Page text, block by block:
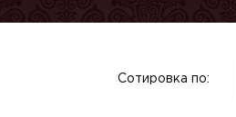
Сотировка по: